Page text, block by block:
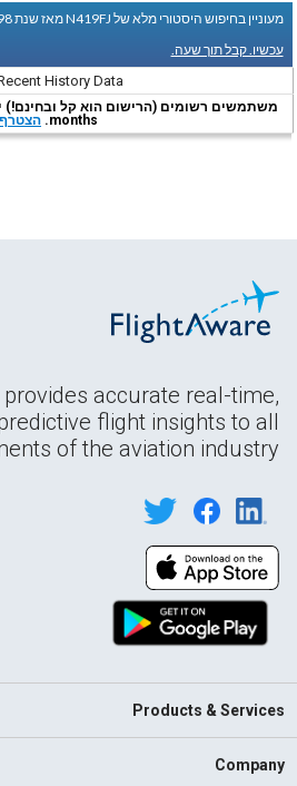
מעוניין בחיפוש היסטורי מלא של N419FJ מאז שנת 1998?
עכשיו. קבל תוך שעה.
History Data
months. הצטרף
accurate real-time,
flight insights to all
of the aviation industry.
Products & Services
Company